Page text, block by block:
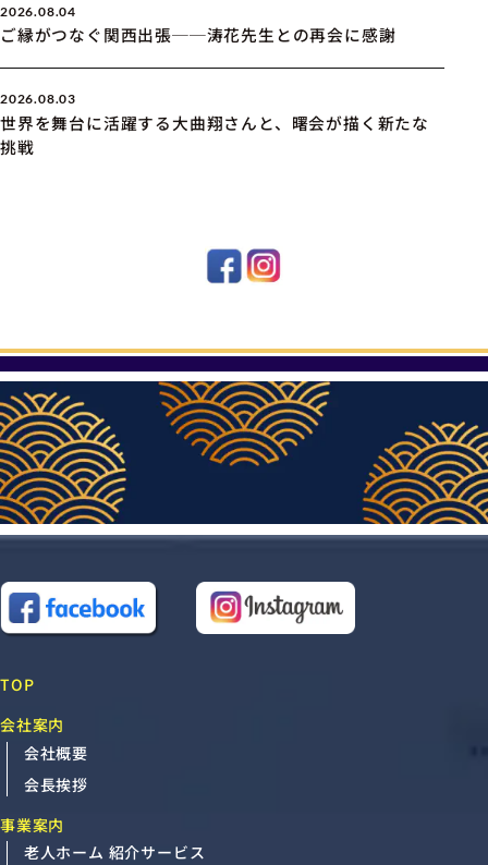
2026.08.04
ご縁がつなぐ関西出張──涛花先生との再会に感謝
2026.08.03
世界を舞台に活躍する大曲翔さんと、曙会が描く新たな
挑戦
TOP
会社案内
会社概要
会長挨拶
事業案内
老人ホーム 紹介サービス